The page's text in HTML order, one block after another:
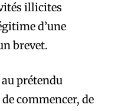
illicites
d’une
brevet.
prétendu
commencer, de